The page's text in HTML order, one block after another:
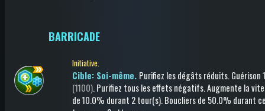
BARRICADE
Initiative.
Cible: Soi-même. Purifiez les dégâts réduits.Guérison
(1100).Purifiez tous les effets négatifs.Augmente la
de 10.0% durant 2 tour(s).Boucliersde 50.0% durant